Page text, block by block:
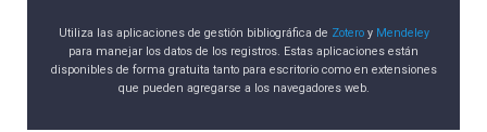
Utiliza las aplicaciones de gestión bibliográfica de Zoteroy Mendeley
para manejar los datos de los registros. Estas aplicaciones están
disponibles de forma gratuita tanto para escritorio como en extensiones
que pueden agregarse a los navegadores web.